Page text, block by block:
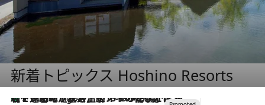
新着トピックス Hoshino Resorts
7 Hours Ago
【トンボの足水浴】ヒノキの香りに包まれて涼感マックス！約13℃の湧水かけ流しを避暑地「星野温泉 トンボの湯」で体験